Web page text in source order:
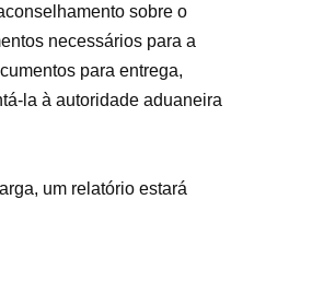
sobre o
necessários para a
para entrega,
la à autoridade aduaneira
um relatório estará